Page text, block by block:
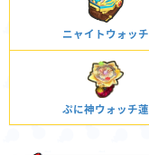
ニャイトウォッチ
ぷに神ウォッチ蓮